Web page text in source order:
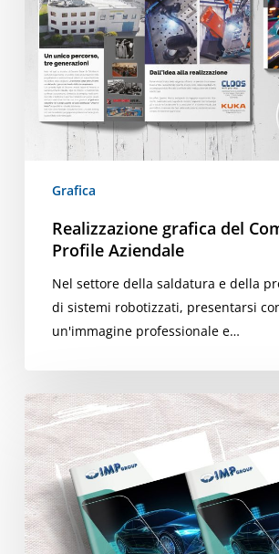
Aziendale
Grafica
Realizzazione grafica del
Profile Aziendale
Nel settore della saldatura e della
di sistemi robotizzati, presentarsi
un'immagine professionale e…
Realizzazione
Grafica
Catalogo
Aziendale